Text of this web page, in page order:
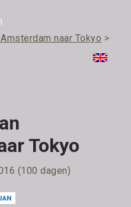
naar Tokyo >
Tokyo
(100 dagen)